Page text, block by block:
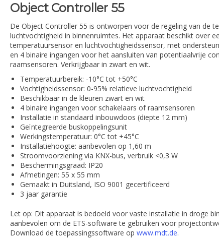
Object Controller 55
De Object Controller 55 is ontworpen voor de regeling van de
luchtvochtigheid in binnenruimtes. Het apparaat beschikt over
temperatuursensor en luchtvochtigheidssensor, met
en 4 binaire ingangen voor het aansluiten van potentiaalvrije
raamsensoren. Verkrijgbaar in zwart en wit.
Temperatuurbereik: -10°C tot +50°C
Vochtigheidssensor: 0-95% relatieve luchtvochtigheid
Beschikbaar in de kleuren zwart en wit
4 binaire ingangen voor schakelaars of raamsensoren
Installatie in standaard inbouwdoos (diepte 12 mm)
Geïntegreerde buskoppelingsunit
Werkingstemperatuur: 0°C tot +45°C
Installatiehoogte: aanbevolen op 1,60 m
Stroomvoorziening via KNX-bus, verbruik <0,3 W
Beschermingsgraad: IP20
Afmetingen: 55 x 55 mm
Gemaakt in Duitsland, ISO 9001 gecertificeerd
3 jaar garantie
Let op: Dit apparaat is bedoeld voor vaste installatie in droge
aanbevolen om de ETS-software te gebruiken voor
Download de toepassingssoftware op www.mdt.de.